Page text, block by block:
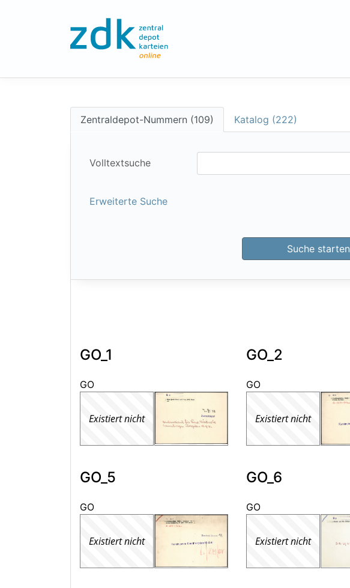
Zentraldepot-Nummern (109) Katalog (222)
Volltextsuche
Erweiterte Suche
Suche starten
GO_1
GO
Existiert nicht
GO_2
GO
Existiert nicht
GO_5
GO
Existiert nicht
GO_6
GO
Existiert nicht